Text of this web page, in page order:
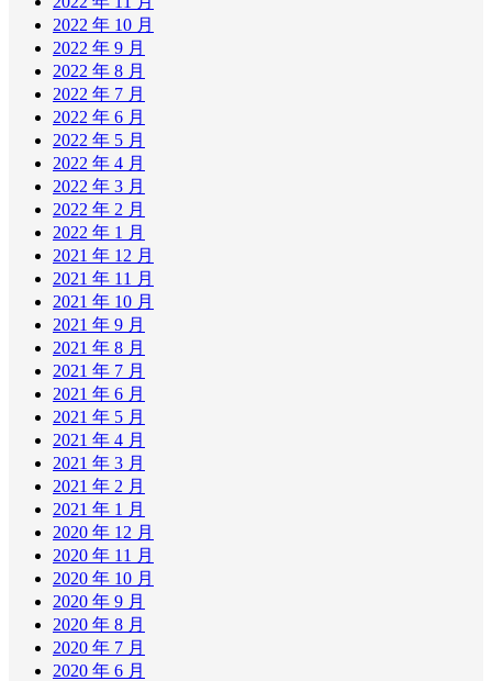
2022 年 10 月
2022 年 9 月
2022 年 8 月
2022 年 7 月
2022 年 6 月
2022 年 5 月
2022 年 4 月
2022 年 3 月
2022 年 2 月
2022 年 1 月
2021 年 12 月
2021 年 11 月
2021 年 10 月
2021 年 9 月
2021 年 8 月
2021 年 7 月
2021 年 6 月
2021 年 5 月
2021 年 4 月
2021 年 3 月
2021 年 2 月
2021 年 1 月
2020 年 12 月
2020 年 11 月
2020 年 10 月
2020 年 9 月
2020 年 8 月
2020 年 7 月
2020 年 6 月